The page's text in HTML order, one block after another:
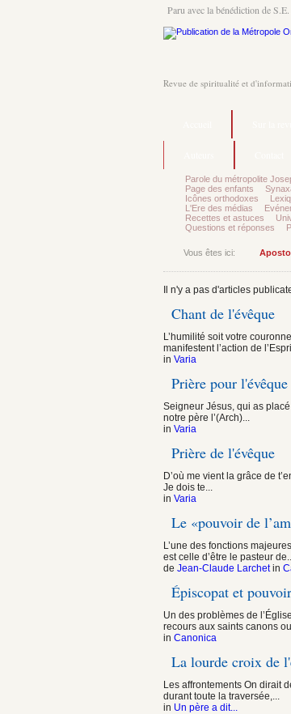
Paru avec la bénédiction de
Revue de spiritualité et
Parole du métropolite
Page des enfants
Icônes orthodoxes
L'Ere des médias
Recettes et astuces
Questions et réponses
Vous êtes ici:
Il n'y a pas d'articles
Chant de l'évêque
L’humilité soit votre
manifestent l’action de
in Varia
Prière pour l'évêque
Seigneur Jésus, qui as
notre père l’(Arch)...
in Varia
Prière de l'évêque
D’où me vient la grâce de
Je dois te...
in Varia
Le «pouvoir de
L’une des fonctions
est celle d’être le pasteur
de Jean-Claude Larchetin
Épiscopat et
Un des problèmes de
recours aux saints canons
in Canonica
La lourde croix de
Les affrontements On dirait
durant toute la traversée,...
in Un père a dit...